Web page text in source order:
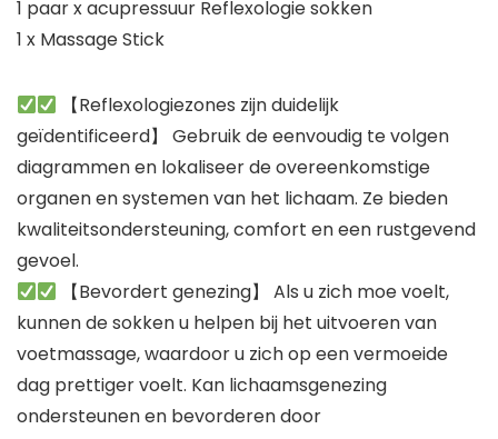
1 paar x acupressuur Reflexologie sokken
1 x Massage Stick
【Reflexologiezones zijn duidelijk
geïdentificeerd】 Gebruik de eenvoudig te volgen
diagrammen en lokaliseer de overeenkomstige
organen en systemen van het lichaam. Ze bieden
kwaliteitsondersteuning, comfort en een rustgevend
gevoel.
【Bevordert genezing】 Als u zich moe voelt,
kunnen de sokken u helpen bij het uitvoeren van
voetmassage, waardoor u zich op een vermoeide
dag prettiger voelt. Kan lichaamsgenezing
ondersteunen en bevorderen door